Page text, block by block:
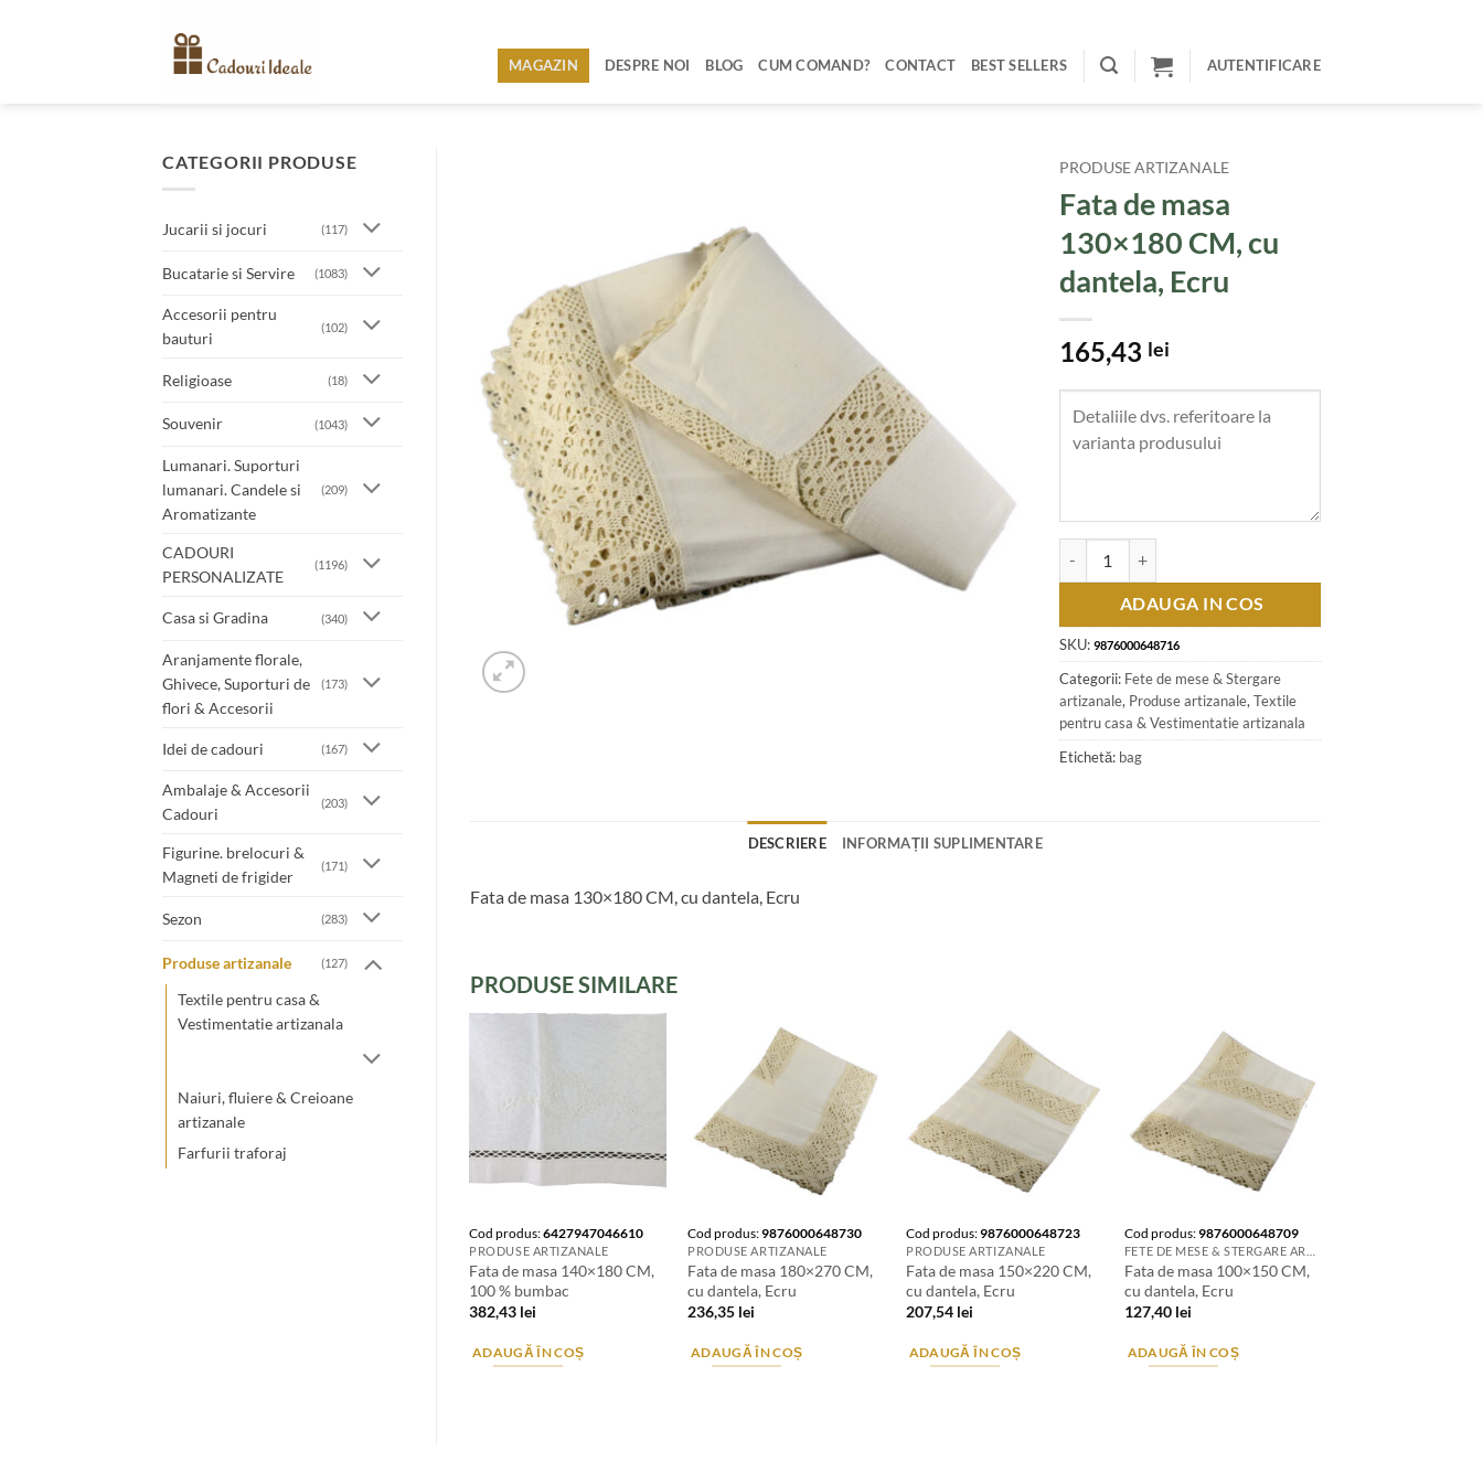
MAGAZIN DESPRE NOI BLOG CUM COMAND? CONTACT BEST SELLERS AUTENTIFICARE
CATEGORII PRODUSE
Jucarii si jocuri (117)
Bucatarie si Servire (1083)
Accesorii pentru
bauturi
(102)
Religioase (18)
Souvenir (1043)
Lumanari. Suporturi
lumanari. Candele si
Aromatizante
(209)
CADOURI
PERSONALIZATE
(1196)
Casa si Gradina (340)
Aranjamente florale,
Ghivece, Suporturi de
flori & Accesorii
(173)
Idei de cadouri (167)
Ambalaje & Accesorii
Cadouri
(203)
Figurine. brelocuri &
Magneti de frigider
(171)
Sezon (283)
Produse artizanale (127)
Textile pentru casa &
Vestimentatie artizanala
Naiuri, fluiere & Creioane
artizanale
Farfurii traforaj
PRODUSE ARTIZANALE
Fata de masa
130×180 CM, cu
dantela, Ecru
165,43 lei
ADAUGA IN COS
SKU: 9876000648716
Categorii: Fete de mese & Stergare
artizanale, Produse artizanale,Textile
pentru casa & Vestimentatie artizanala
Etichetă: bag
DESCRIERE INFORMAȚII SUPLIMENTARE
Fata de masa 130×180 CM, cu dantela, Ecru
PRODUSE SIMILARE
Cod produs:6427947046610
PRODUSE ARTIZANALE
Fata de masa 140×180 CM,
100 % bumbac
382,43 lei
ADAUGĂ ÎN COȘ
Cod produs:9876000648730
PRODUSE ARTIZANALE
Fata de masa 180×270 CM,
cu dantela, Ecru
236,35 lei
ADAUGĂ ÎN COȘ
Cod produs:9876000648723
PRODUSE ARTIZANALE
Fata de masa 150×220 CM,
cu dantela, Ecru
207,54 lei
ADAUGĂ ÎN COȘ
Cod produs:9876000648709
Fata de masa 100×150 CM,
cu dantela, Ecru
127,40 lei
ADAUGĂ ÎN COȘ